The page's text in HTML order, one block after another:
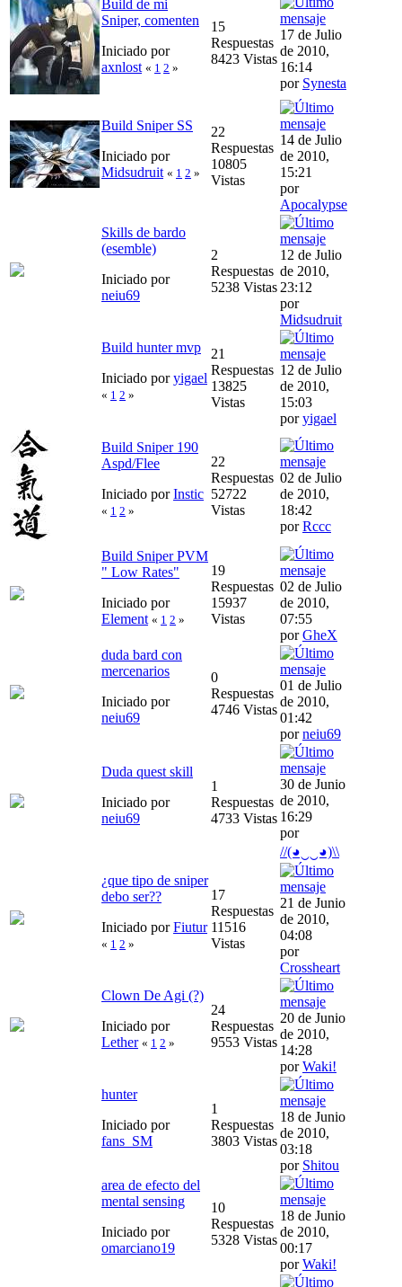
Build de mi
Sniper, comenten
Iniciado por
axnlost « 1 2 »
15
Respuestas
8423 Vistas
17 de Julio
de 2010,
16:14
por Synesta
Build Sniper SS
Iniciado por
Midsudruit « 1 2 »
22
Respuestas
10805
Vistas
14 de Julio
de 2010,
15:21
por
Apocalypse
Skills de bardo
(esemble)
Iniciado por
neiu69
2
Respuestas
5238 Vistas
12 de Julio
de 2010,
23:12
por
Midsudruit
Build hunter mvp
Iniciado poryigael
« 1 2 »
21
Respuestas
13825
Vistas
12 de Julio
de 2010,
15:03
poryigael
Build Sniper 190
Aspd/Flee
Iniciado porInstic
« 1 2 »
22
Respuestas
52722
Vistas
02 de Julio
de 2010,
18:42
porRccc
Build Sniper PVM
" Low Rates"
Iniciado por
Element « 1 2 »
19
Respuestas
15937
Vistas
02 de Julio
de 2010,
07:55
porGheX
duda bard con
mercenarios
Iniciado por
neiu69
0
Respuestas
4746 Vistas
01 de Julio
de 2010,
01:42
porneiu69
Duda quest skill
Iniciado por
neiu69
1
Respuestas
4733 Vistas
30 de Junio
de 2010,
16:29
por
//(◕‿‿◕)\\
¿que tipo de sniper
debo ser??
Iniciado porFiutur
« 1 2 »
17
Respuestas
11516
Vistas
21 de Junio
de 2010,
04:08
por
Crossheart
Clown De Agi (?)
Iniciado por
Lether « 1 2 »
24
Respuestas
9553 Vistas
20 de Junio
de 2010,
14:28
porWaki!
hunter
Iniciado por
fans_SM
1
Respuestas
3803 Vistas
18 de Junio
de 2010,
03:18
por Shitou
area de efecto del
mental sensing
Iniciado por
omarciano19
10
Respuestas
5328 Vistas
18 de Junio
de 2010,
00:17
porWaki!